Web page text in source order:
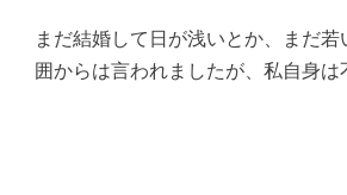
まだ結婚して日が浅いとか、まだ若
囲からは言われましたが、私自身は